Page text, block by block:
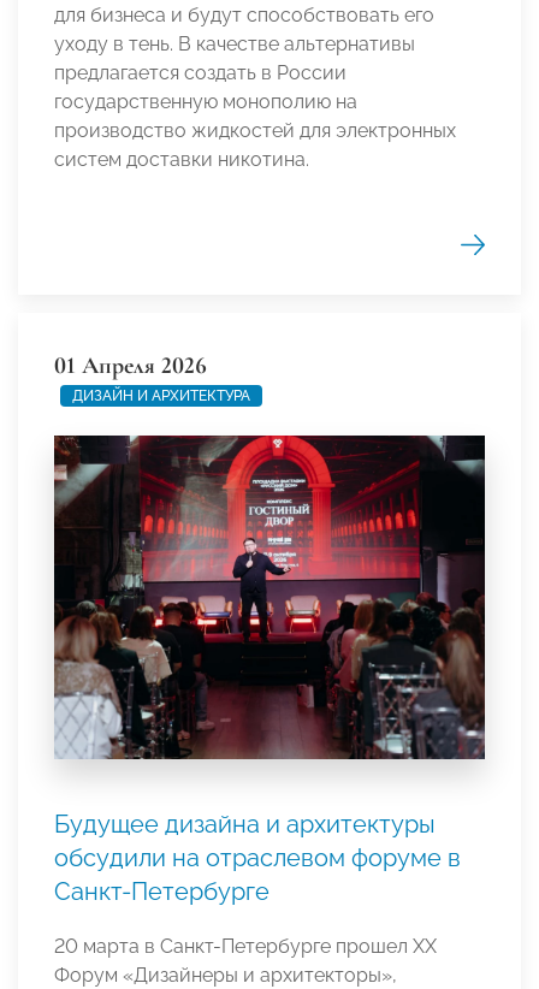
для бизнеса и будут способствовать его
уходу в тень. В качестве альтернативы
предлагается создать в России
государственную монополию на
производство жидкостей для электронных
систем доставки никотина.
01 Апреля 2026
ДИЗАЙН И АРХИТЕКТУРА
Будущее дизайна и архитектуры
обсудили на отраслевом форуме в
Санкт-Петербурге
20 марта в Санкт-Петербурге прошел XX
Форум «Дизайнеры и архитекторы»,